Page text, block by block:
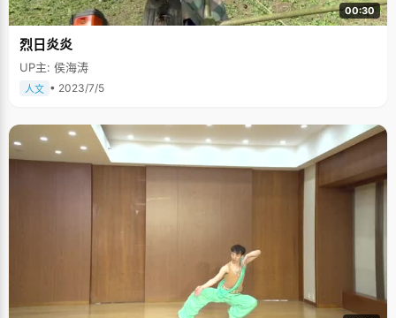
00:30
烈日炎炎
UP主: 侯海涛
人文 • 2023/7/5